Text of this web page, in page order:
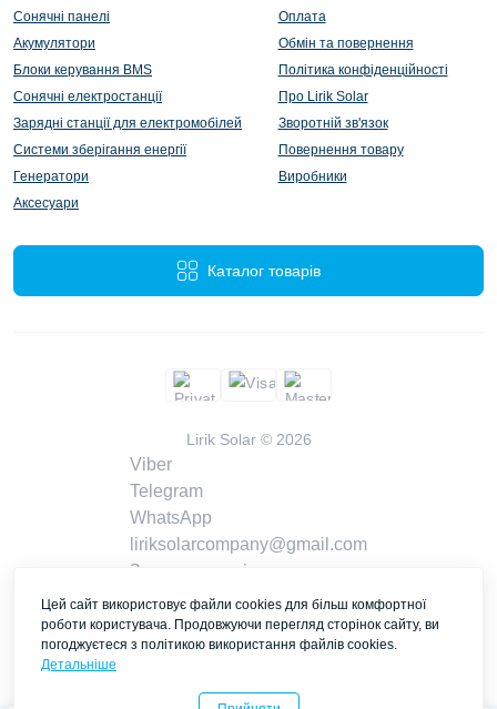
Сонячні панелі
Акумулятори
Блоки керування BMS
Сонячні електростанції
Зарядні станції для електромобілей
Системи зберігання енергії
Генератори
Аксесуари
Оплата
Обмін та повернення
Політика конфіденційності
Про Lirik Solar
Зворотній зв'язок
Повернення товару
Виробники
Каталог товарів
Lirik Solar © 2026
Viber
Telegram
WhatsApp
liriksolarcompany@gmail.com
Замовити дзвінок
Контакти
Цей сайт використовує файли cookies для більш комфортної
роботи користувача. Продовжуючи перегляд сторінок сайту, ви
погоджуєтеся з політикою використання файлів cookies.
Детальніше